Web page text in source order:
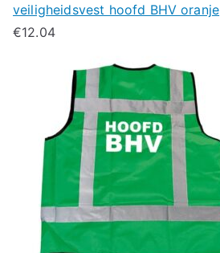
veiligheidsvest hoofd BHV oranje
€12.04